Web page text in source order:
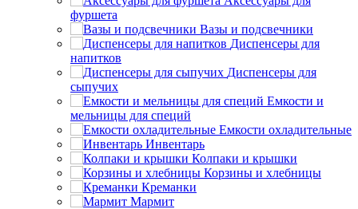
фуршета
Вазы и подсвечники
Диспенсеры для
напитков
Диспенсеры для
сыпучих
Емкости и
мельницы для специй
Емкости охладительные
Инвентарь
Колпаки и крышки
Корзины и хлебницы
Креманки
Мармит